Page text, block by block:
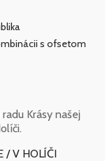
s ofsetom
Krásy našej
/ V HOLÍČI